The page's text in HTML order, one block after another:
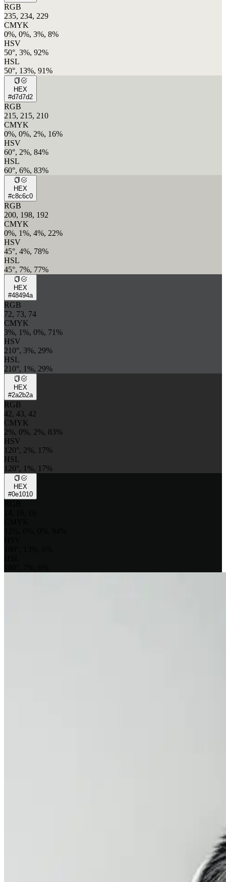
RGB
235, 234, 229
CMYK
0%, 0%, 3%, 8%
HSV
50°, 3%, 92%
HSL
50°, 13%, 91%
HEX
#d7d7d2
RGB
215, 215, 210
CMYK
0%, 0%, 2%, 16%
HSV
60°, 2%, 84%
HSL
60°, 6%, 83%
HEX
#c8c6c0
RGB
200, 198, 192
CMYK
0%, 1%, 4%, 22%
HSV
45°, 4%, 78%
HSL
45°, 7%, 77%
HEX
#48494a
RGB
72, 73, 74
CMYK
3%, 1%, 0%, 71%
HSV
210°, 3%, 29%
HSL
210°, 1%, 29%
HEX
#2a2b2a
RGB
42, 43, 42
CMYK
2%, 0%, 2%, 83%
HSV
120°, 2%, 17%
HSL
120°, 1%, 17%
HEX
#0e1010